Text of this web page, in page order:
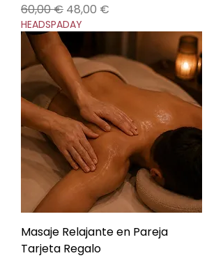
Precio
60,00 € Precio de oferta
48,00 €
HEADSPADAY
Masaje Relajante en Pareja
Tarjeta Regalo